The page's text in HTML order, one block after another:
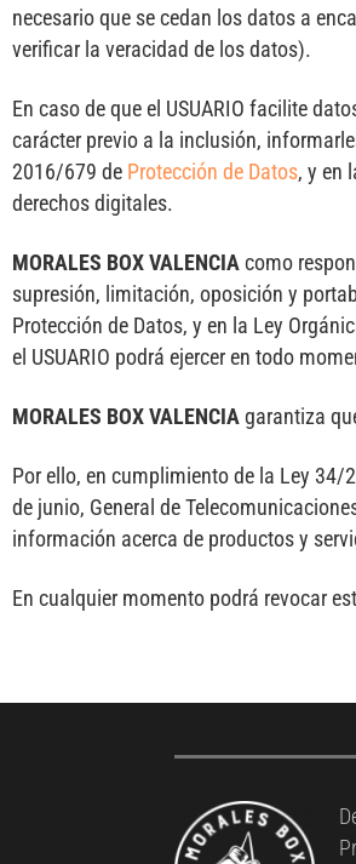
necesario que se cedan los datos a
verificar la veracidad de los datos).
En caso de que el USUARIO facilite
carácter previo a la inclusión,
2016/679 de Protección de Datos, y en
derechos digitales.
MORALES BOX VALENCIAcomo
supresión, limitación, oposición y
Protección de Datos, y en la Ley
el USUARIO podrá ejercer en todo
MORALES BOX VALENCIAgarantiza
Por ello, en cumplimiento de la Ley 34/
de junio, General de
información acerca de productos y
En cualquier momento podrá revocar